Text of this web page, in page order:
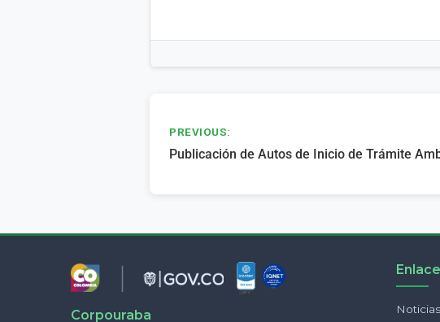
Navegación
de
PREVIOUS:
Publicación de Autos de Inicio de Trámite
Corpouraba Noticias